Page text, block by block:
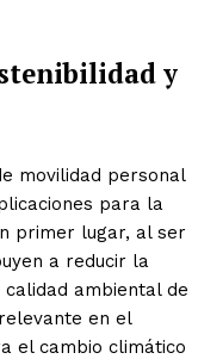
y
movilidad personal
para la
primer lugar, al ser
a reducir la
ambiental de
en el
el cambio climático